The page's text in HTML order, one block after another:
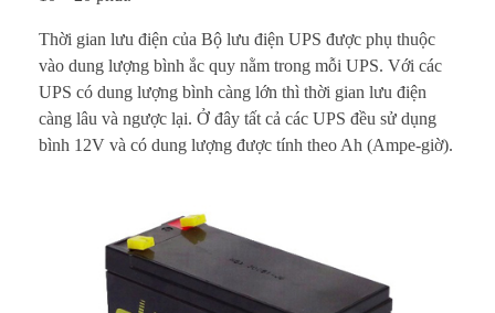
Thời gian lưu điện của Bộ lưu điện UPS được phụ thuộc
vào dung lượng bình ắc quy nằm trong mỗi UPS. Với các
UPS có dung lượng bình càng lớn thì thời gian lưu điện
càng lâu và ngược lại. Ở đây tất cả các UPS đều sử dụng
bình 12V và có dung lượng được tính theo Ah (Ampe-giờ).